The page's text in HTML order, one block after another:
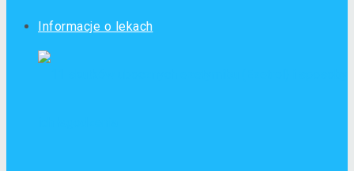
Informacje o lekach